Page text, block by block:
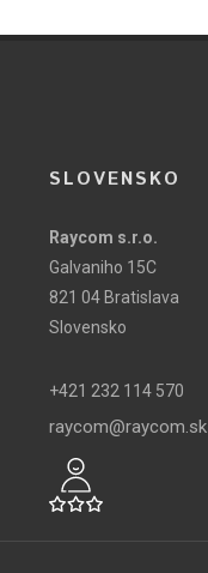
SLOVENSKO
Raycom s.r.o.
Galvaniho 15C
821 04 Bratislava
Slovensko
+421 232 114 570
raycom@raycom.sk